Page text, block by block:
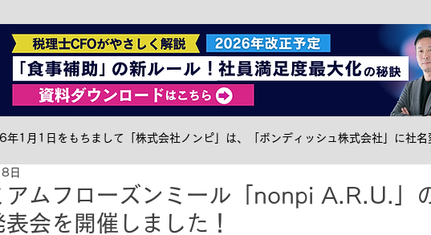
ース 社食トピック ケータリング サステナブル メ
アムフローズンミール「nonpi A.R.U.」
会を開催しました！
日
1月1日をもちまして「株式会社ノンピ」は、「ボンディッシュ株式会社」に社名